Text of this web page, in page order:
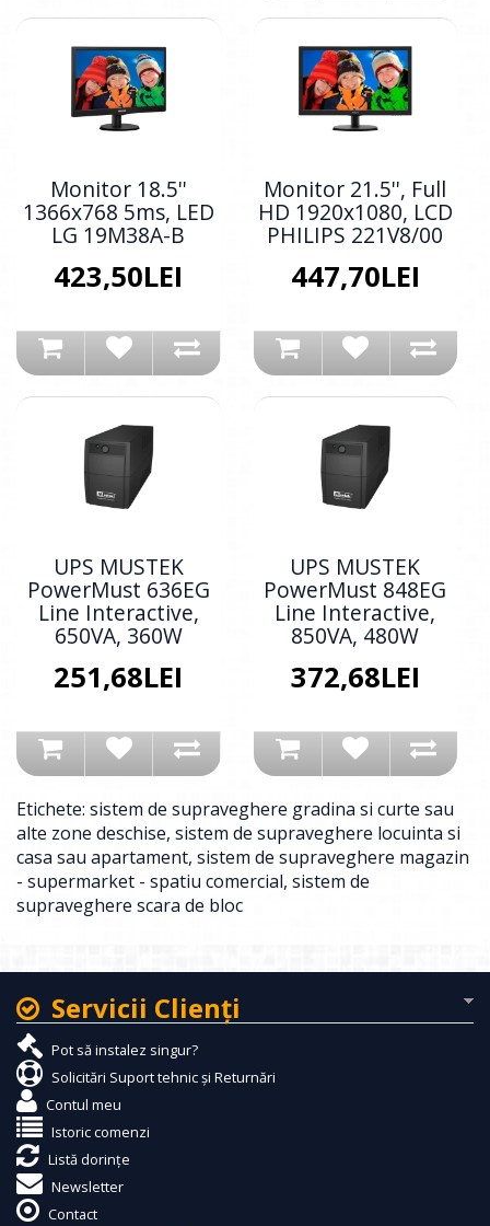
Monitor 18.5''
1366x768 5ms, LED
LG 19M38A-B
423,50LEI
Monitor 21.5'', Full
HD 1920x1080, LCD
PHILIPS 221V8/00
447,70LEI
UPS MUSTEK
PowerMust 636EG
Line Interactive,
650VA, 360W
251,68LEI
UPS MUSTEK
PowerMust 848EG
Line Interactive,
850VA, 480W
372,68LEI
Etichete: sistem de supraveghere gradina si curte sau
alte zone deschise, sistem de supraveghere locuinta si
casa sau apartament, sistem de supraveghere magazin
- supermarket - spatiu comercial, sistem de
supraveghere scara de bloc
Servicii Clienţi
Pot să instalez singur?
Solicitări Suport tehnic și Returnări
Contul meu
Istoric comenzi
Listă dorințe
Newsletter
Contact